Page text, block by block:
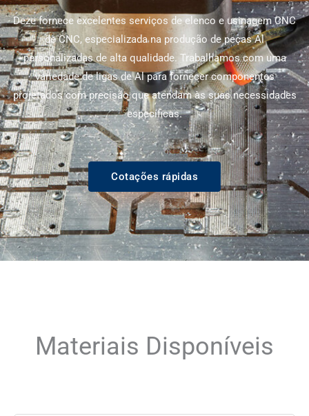
Deze fornece excelentes serviços de elenco e usinagem CNC
de CNC, especializada na produção de peças Al
personalizadas de alta qualidade. Trabalhamos com uma
variedade de ligas de Al para fornecer componentes
projetados com precisão que atendam às suas necessidades
específicas.
Cotações rápidas
Materiais Disponíveis